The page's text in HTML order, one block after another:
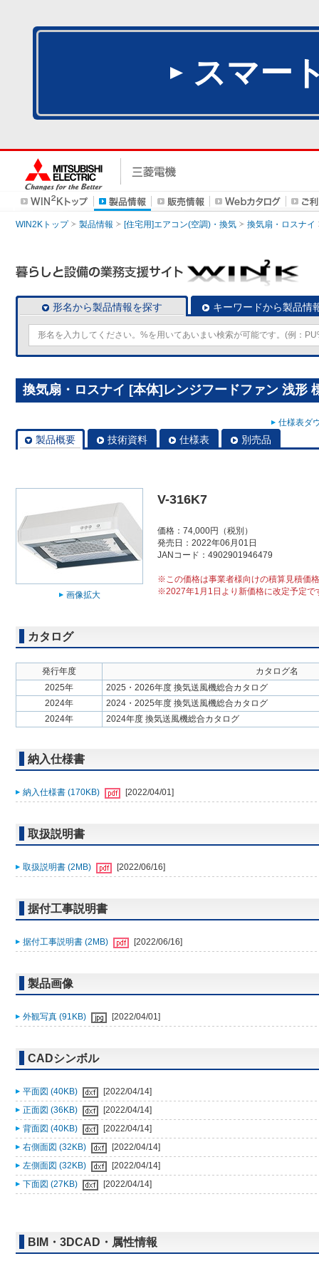
スマー
WIN2Kトップ 製品情報 [住宅用]エアコン(空調)・換気 換気扇・ロスナイ
形名から製品情報を探す キーワードから製品情
換気扇・ロスナイ [本体]レンジフードファン 浅形
仕様表ダ
製品概要 技術資料 仕様表 別売品
画像拡大
V-316K7
価格：74,000円（税別）
発売日：2022年06月01日
JANコード：4902901946479
※この価格は事業者様向けの積算見積価
※2027年1月1日より新価格に改定予定で
カタログ
発行年度
カタログ名
2025年
2025・2026年度 換気送風機総合カタログ
2024年
2024・2025年度 換気送風機総合カタログ
2024年
2024年度 換気送風機総合カタログ
納入仕様書
納入仕様書 (170KB) [2022/04/01]
取扱説明書
取扱説明書 (2MB) [2022/06/16]
据付工事説明書
据付工事説明書 (2MB) [2022/06/16]
製品画像
外観写真 (91KB) [2022/04/01]
CADシンボル
平面図 (40KB)
[2022/04/14]
正面図 (36KB)
[2022/04/14]
背面図 (40KB)
[2022/04/14]
右側面図 (32KB)
[2022/04/14]
左側面図 (32KB)
[2022/04/14]
下面図 (27KB)
[2022/04/14]
BIM・3DCAD・属性情報